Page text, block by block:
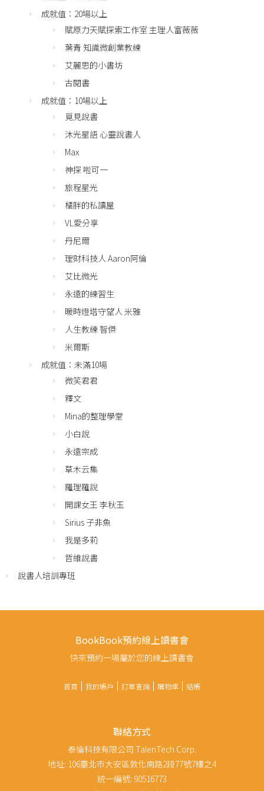
成就值：20場以上
賦原力天賦探索工作室 主理人富薇薇
葉青 知識微創業教練
艾麗思的小書坊
古閱書
成就值：10場以上
覓見說書
沐光星語 心靈說書人
Max
神探 啦可一
旅程星光
橘胖的私讀屋
VL愛分享
丹尼爾
理財科技人 Aaron阿倫
艾比微光
永遠的練習生
暖時燈塔守望人 米雅
人生教練 智傑
米爾斯
成就值：未滿10場
微笑君君
釋文
Mina的整理學堂
小白說
永遠宗成
草木云集
羅理羅說
開課女王 李秋玉
Sirius 子非魚
我是多莉
哲維說書
說書人培訓專班
BookBook預約線上讀書會
快來預約一場屬於您的線上讀書會
首頁 我的帳戶 訂單查詢 購物車 結帳
聯絡方式
泰倫科技有限公司 TalenTech Corp.
地址: 106臺北市大安區敦化南路2段77號7樓之4
統一編號: 90516773